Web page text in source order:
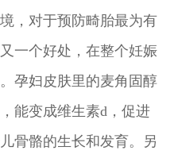
，对于预防畸胎最为有
一个好处，在整个妊娠
孕妇皮肤里的麦角固醇
能变成维生素d，促进
骨骼的生长和发育。另